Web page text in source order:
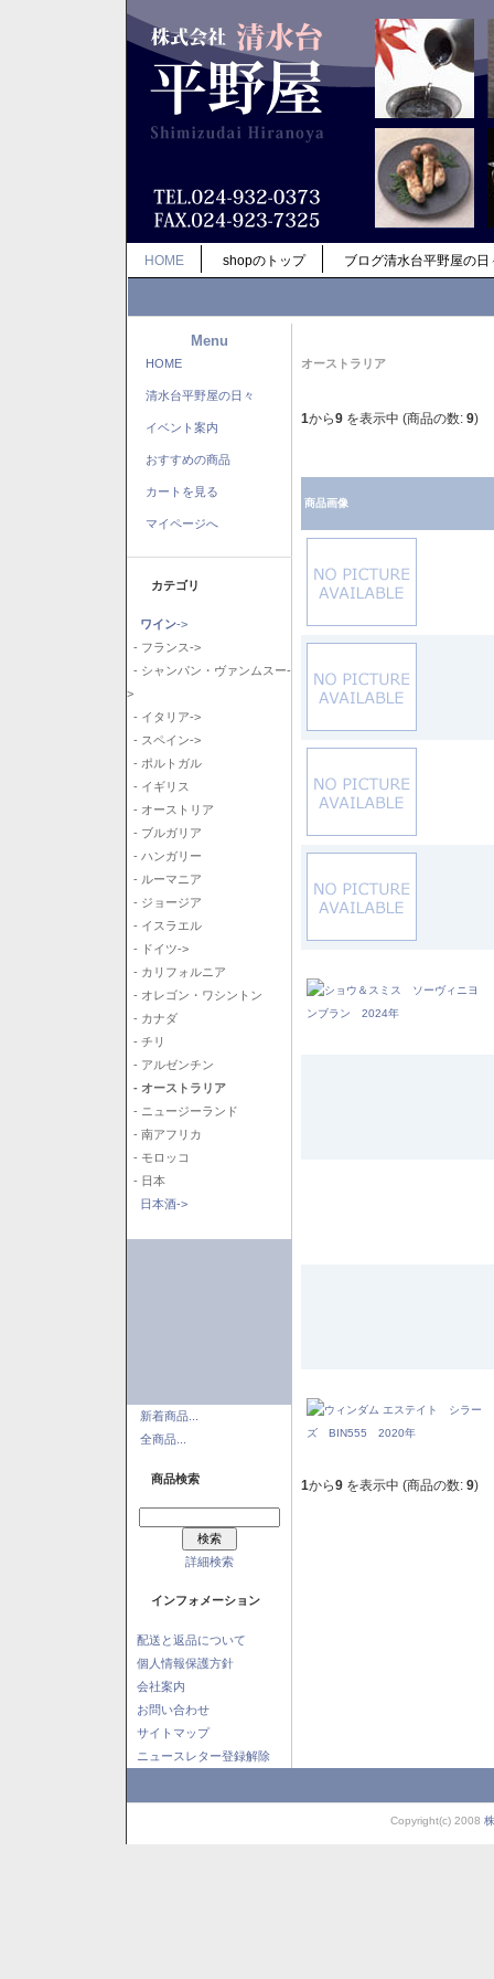
HOME shopのトップ ブログ清水台平野屋の日
Menu
HOME
清水台平野屋の日々
イベント案内
おすすめの商品
カートを見る
マイページへ
カテゴリ
ワイン->
- フランス->
- シャンパン・ヴァンムスー-
>
- イタリア->
- スペイン->
- ポルトガル
- イギリス
- オーストリア
- ブルガリア
- ハンガリー
- ルーマニア
- ジョージア
- イスラエル
- ドイツ->
- カリフォルニア
- オレゴン・ワシントン
- カナダ
- チリ
- アルゼンチン
- オーストラリア
- ニュージーランド
- 南アフリカ
- モロッコ
- 日本
日本酒->
新着商品...
全商品...
商品検索
詳細検索
インフォメーション
配送と返品について
個人情報保護方針
会社案内
お問い合わせ
サイトマップ
ニュースレター登録解除
オーストラリア
1から9 を表示中 (商品の数: 9)
商品画像
1から9 を表示中 (商品の数: 9)
Copyright(c) 2008